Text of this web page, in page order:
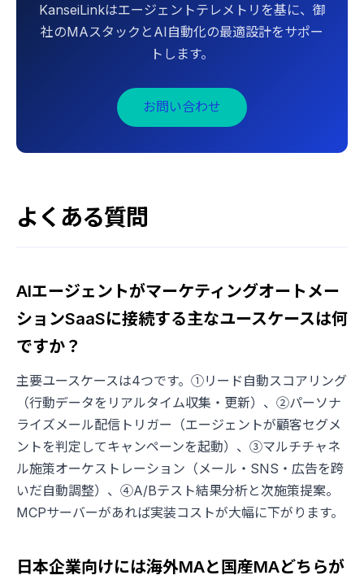
KanseiLinkはエージェントテレメトリを基に、御
社のMAスタックとAI自動化の最適設計をサポー
トします。
お問い合わせ
よくある質問
AIエージェントがマーケティングオートメー
ションSaaSに接続する主なユースケースは何
ですか？
主要ユースケースは4つです。①リード自動スコアリング
（行動データをリアルタイム収集・更新）、②パーソナ
ライズメール配信トリガー（エージェントが顧客セグメ
ントを判定してキャンペーンを起動）、③マルチチャネ
ル施策オーケストレーション（メール・SNS・広告を跨
いだ自動調整）、④A/Bテスト結果分析と次施策提案。
MCPサーバーがあれば実装コストが大幅に下がります。
日本企業向けには海外MAと国産MAどちらが